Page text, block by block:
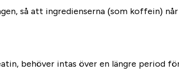
så att ingredienserna (som koffein)
behöver intas över en längre period